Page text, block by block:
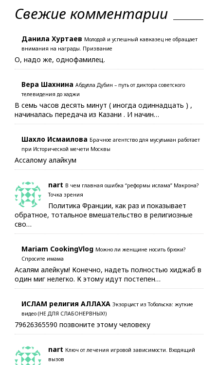
Свежие комментарии
Данила Хуртаев Молодой и успешный кавказец не обращает
внимания на награды. Призвание
О, надо же, однофамилец.
Вера Шахнина Абдулла Дубин – путь от диктора советского
телевидения до хаджи
В семь часов десять минут ( иногда одиннадцать ) ,
начиналась передача из Казани . И начин…
Шахло Исмаилова Брачное агентство для мусульман работает
при Исторической мечети Москвы
Ассалому алайкум
nart В чем главная ошибка “реформы ислама” Макрона?
Точка зрения
Политика Франции, как раз и показывает
обратное, тотальное вмешательство в религиозные
сво…
Mariam CookingVlog Можно ли женщине носить брюки?
Спросите имама
Асалям алейкум! Конечно, надеть полностью хиджаб в
один миг нелегко. К этому идут постепен…
ИСЛАМ религия АЛЛАХА Экзорцист из Тобольска: жуткие
видео (НЕ ДЛЯ СЛАБОНЕРВНЫХ!)
79626365590 позвоните этому человеку
nart Ключ от лечения игровой зависимости. Входящий
вызов